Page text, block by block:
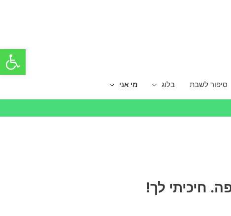
פתח
סיפור לשבת בלוג מי אני
חיכיתי לך!